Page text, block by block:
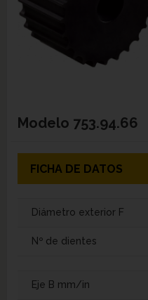
Modelo 753.94.66
FICHA DE DATOS
Diámetro exterior F
Nº de dientes
Eje B mm/in